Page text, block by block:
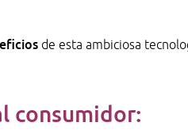
de esta ambiciosa
consumidor: